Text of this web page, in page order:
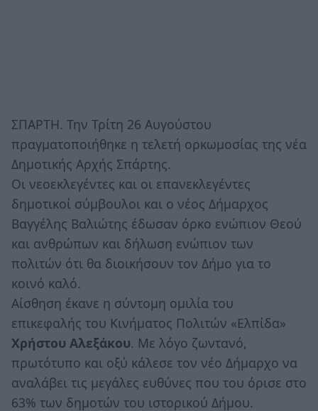
ΣΠΑΡΤΗ. Την Τρίτη 26 Αυγούστου
πραγματοποιήθηκε η τελετή ορκωμοσίας της νέα
Δημοτικής Αρχής Σπάρτης.
Οι νεοεκλεγέντες και οι επανεκλεγέντες
δημοτικοί σύμβουλοι και ο νέος Δήμαρχος
Βαγγέλης Βαλιώτης έδωσαν όρκο ενώπιον Θεού
και ανθρώπων και δήλωση ενώπιον των
πολιτών ότι θα διοικήσουν τον Δήμο για το
κοινό καλό.
Αίσθηση έκανε η σύντομη ομιλία του
επικεφαλής του Κινήματος Πολιτών «Ελπίδα»
Χρήστου Αλεξάκου. Με λόγο ζωντανό,
πρωτότυπο και οξύ κάλεσε τον νέο Δήμαρχο να
αναλάβει τις μεγάλες ευθύνες που του όρισε στο
63% των δημοτών του ιστορικού Δήμου.